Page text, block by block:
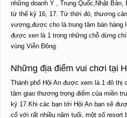
những doanh Ý , Trung Quốc,Nhật
từ thế kỷ 16, 17. Từ thời đó, thương
vượng,được cho là trung tâm bán hàng
được xen là 1 trong những chỗ dừng
vùng Viễn Ðông.
Những địa điểm vui chơi tại
Thành phố Hội An được xem là 1 đô thị
tâm giao thương trọng điểm của miền
kỷ 17.Khi các bạn tới Hội An bạn sẽ
cổ với rất nhiều năm tuổi, một số resort